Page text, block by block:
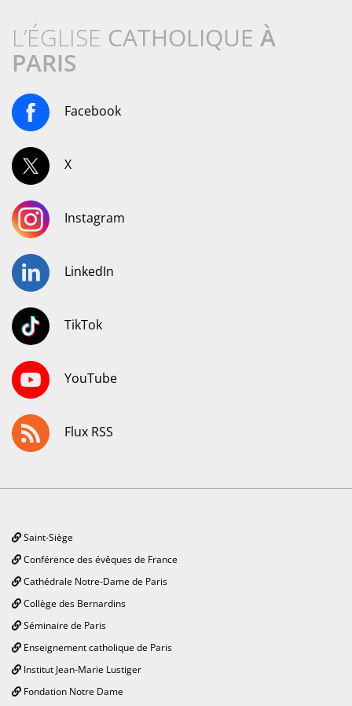
L’ÉGLISE CATHOLIQUE À
PARIS
Facebook
X
Instagram
LinkedIn
TikTok
YouTube
Flux RSS
Saint-Siège
Conférence des évêques de France
Cathédrale Notre-Dame de Paris
Collège des Bernardins
Séminaire de Paris
Enseignement catholique de Paris
Institut Jean-Marie Lustiger
Fondation Notre Dame